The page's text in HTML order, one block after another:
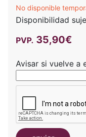
No disponible
Disponibilidad
PVP. 35,90€
Avisar si vuelve a